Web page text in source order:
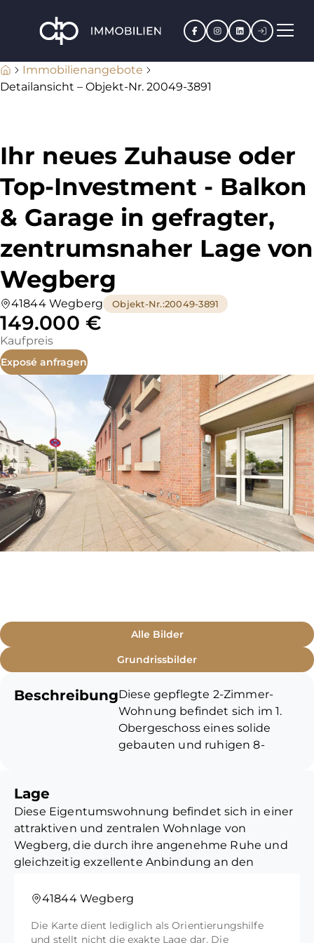
Facebook
Instagram
LinkedIn
Immobilienangebote
Detailansicht – Objekt-Nr. 20049-3891
Ihr neues Zuhause oder
Top-Investment - Balkon
& Garage in gefragter,
zentrumsnaher Lage von
Wegberg
41844 Wegberg Objekt-Nr.:20049-3891
149.000 €
Kaufpreis
Exposé anfragen
Alle Bilder
Grundrissbilder
BeschreibungDiese gepflegte 2-Zimmer-
Wohnung befindet sich im 1.
Obergeschoss eines solide
gebauten und ruhigen 8-
überzeugt die Immobilie durch
einen durchdachten Grundriss
sowie helle und großzügige
Räume. Besonders
2026 eine neue Gasheizung
technische Ausstattung des
Lage
Diese Eigentumswohnung befindet sich in einer
attraktiven und zentralen Wohnlage von
Wegberg, die durch ihre angenehme Ruhe und
gleichzeitig exzellente Anbindung an den
der „Mühlenstadt“ mit allen Vorzügen eines
hohen Freizeitwert direkt vor der Haustür.
41844 Wegberg
Die Karte dient lediglich als Orientierungshilfe
und stellt nicht die exakte Lage dar. Die